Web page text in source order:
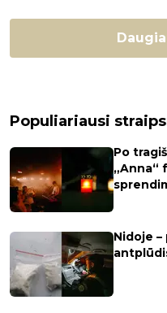
Populiariausi
Po
„Anna“
Nidoje